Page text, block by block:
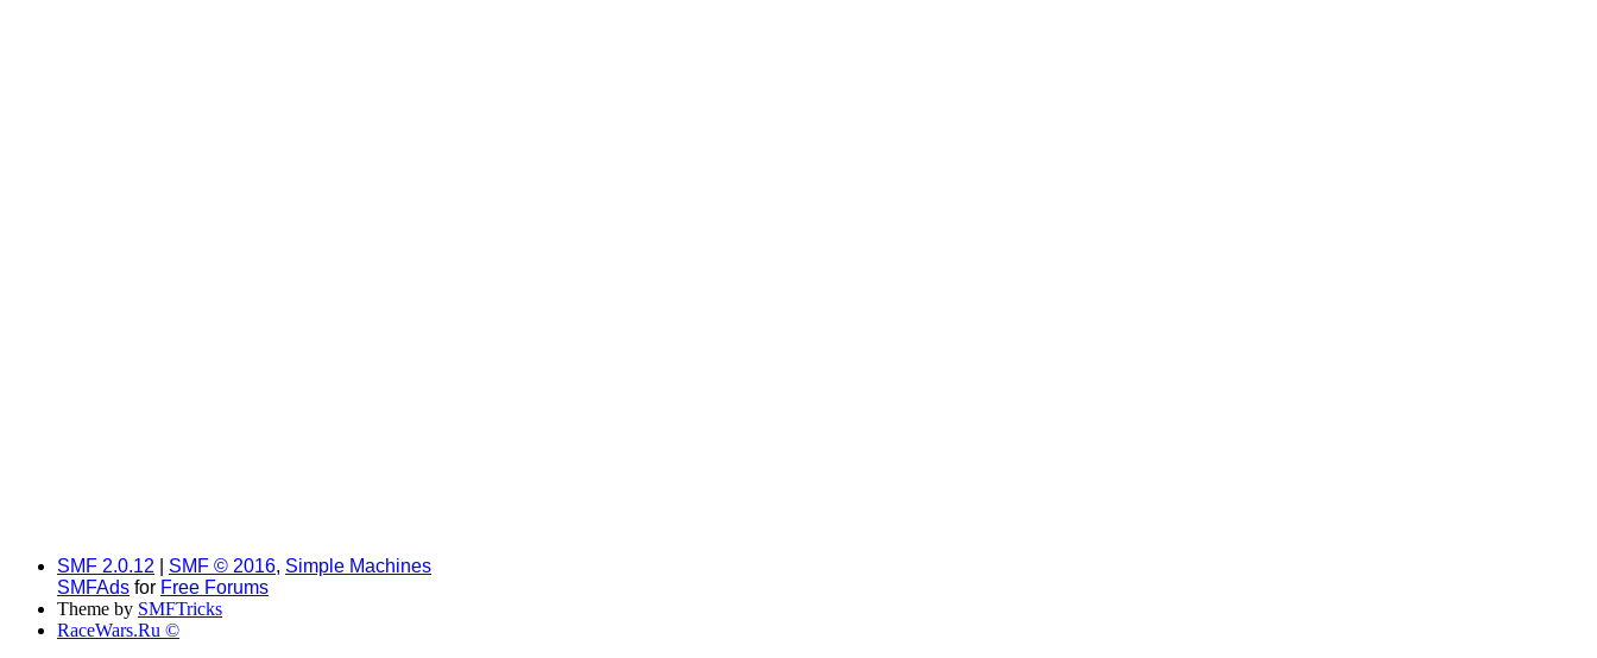
SMF 2.0.12 SMF © 2016, Simple Machines
SMFAds for Free Forums
Theme by SMFTricks
RaceWars.Ru ©